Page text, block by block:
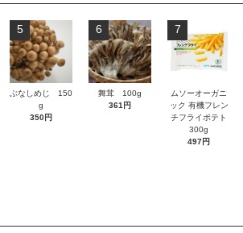
5
ぶなしめじ 150
g
350円
6
舞茸 100g
361円
7
ムソーオーガニ
ック 有機フレン
チフライポテト
300g
497円